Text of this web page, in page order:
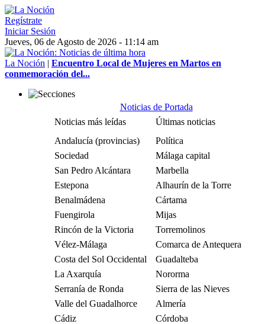
Regístrate
Iniciar Sesión
Jueves, 06 de Agosto de 2026 - 11:14 am
La Noción | Encuentro Local de Mujeres en Martos en
conmemoración del...
Noticias de Portada
Noticias más leídas
Últimas noticias
Andalucía (provincias)
Política
Sociedad
Málaga capital
San Pedro Alcántara
Marbella
Estepona
Alhaurín de la Torre
Benalmádena
Cártama
Fuengirola
Mijas
Rincón de la Victoria
Torremolinos
Vélez-Málaga
Comarca de Antequera
Costa del Sol Occidental
Guadalteba
La Axarquía
Nororma
Serranía de Ronda
Sierra de las Nieves
Valle del Guadalhorce
Almería
Cádiz
Córdoba